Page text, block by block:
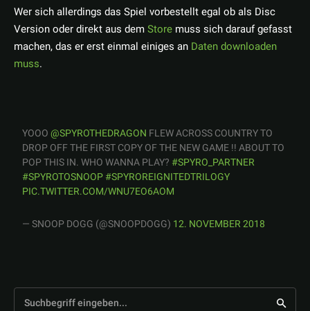
Wer sich allerdings das Spiel vorbestellt egal ob als Disc
Version oder direkt aus demStore muss sich darauf gefasst
machen, das er erst einmal einiges an Daten downloaden
muss.
YOOO@SPYROTHEDRAGON FLEW ACROSS COUNTRY TO
DROP OFF THE FIRST COPY OF THE NEW GAME !! ABOUT TO
POP THIS IN. WHO WANNA PLAY? #SPYRO_PARTNER
#SPYROTOSNOOP#SPYROREIGNITEDTRILOGY
PIC.TWITTER.COM/WNU7EO6AOM
— SNOOP DOGG (@SNOOPDOGG) 12. NOVEMBER 2018
Suchbegriff eingeben...